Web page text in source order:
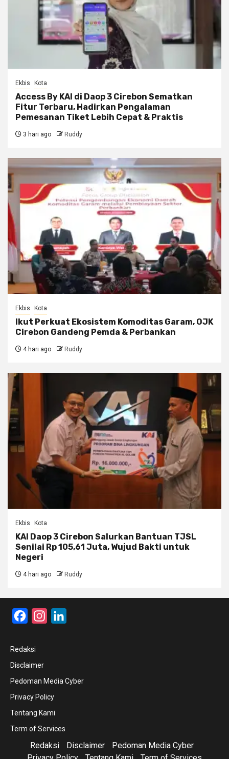
Ekbis Kota
Access By KAI di Daop 3 Cirebon Sematkan
Fitur Terbaru, Hadirkan Pengalaman
Pemesanan Tiket Lebih Cepat & Praktis
3 hari ago Ruddy
Ekbis Kota
Ikut Perkuat Ekosistem Komoditas Garam, OJK
Cirebon Gandeng Pemda & Perbankan
4 hari ago Ruddy
Ekbis Kota
KAI Daop 3 Cirebon Salurkan Bantuan TJSL
Senilai Rp 105,61 Juta, Wujud Bakti untuk
Negeri
4 hari ago Ruddy
FacebookInstagram
Redaksi
Disclaimer
Pedoman Media Cyber
Privacy Policy
Tentang Kami
Term of Services
Redaksi Disclaimer
Pedoman Media Cyber